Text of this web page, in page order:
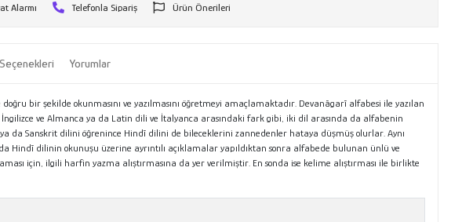
Alarmı Telefonla Sipariş Ürün Önerileri
Yorumlar
bir şekilde okunmasını ve yazılmasını öğretmeyi amaçlamaktadır. Devanāgarī alfabesi ile yazılan
ve Almanca ya da Latin dili ve İtalyanca arasındaki fark gibi, iki dil arasında da alfabenin
da Sanskrit dilini öğrenince Hindī dilini de bileceklerini zannedenler hataya düşmüş olurlar. Aynı
dilinin okunuşu üzerine ayrıntılı açıklamalar yapıldıktan sonra alfabede bulunan ünlü ve
için, ilgili harfin yazma alıştırmasına da yer verilmiştir. En sonda ise kelime alıştırması ile birlikte